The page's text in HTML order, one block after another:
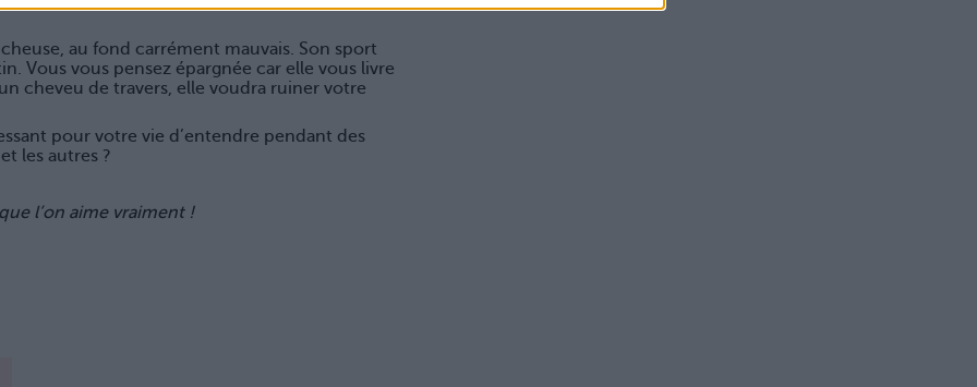
au fond carrément mauvais. Son sport
Vous vous pensez épargnée car elle vous livre
cheveu de travers, elle voudra ruiner votre
pour votre vie d’entendre pendant des
les autres ?
l’on aime vraiment !